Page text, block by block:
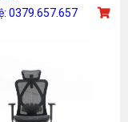
0379.657.657